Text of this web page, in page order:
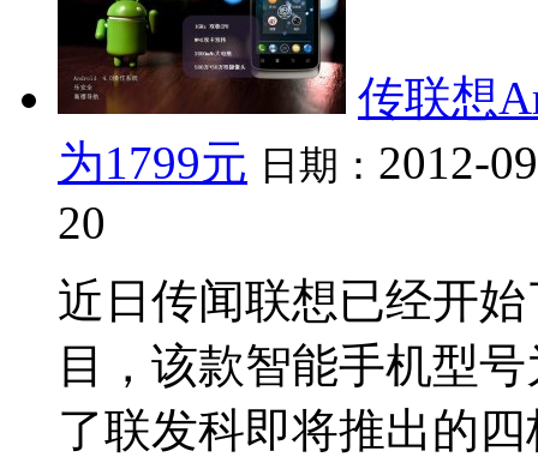
传联想
为1799元 日期： 2012-
20
近日传闻联想已经开
目，该款智能手机型
了联发科即将推出的